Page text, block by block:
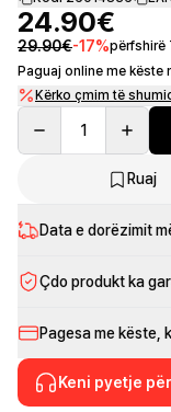
24.90€
29.90€-17%përfshirë
Paguaj online me këste
Kërko çmim të
1
Ruaj
Data e dorëzimit
Çdo produkt ka
Pagesa me këste,
Keni pyetje